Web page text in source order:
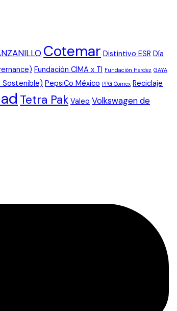
Cotemar Distintivo ESR Día
Fundación CIMA x TI Fundación Herdez GAYA
Sostenible) PepsiCo México PPG Comex Reciclaje
Tetra Pak Valeo Volkswagen de